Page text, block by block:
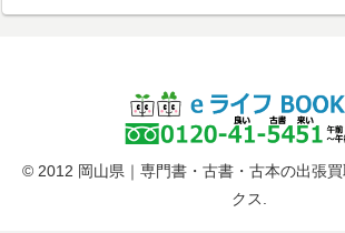
© 2012 岡山県｜専門書・古書・古本の出張
クス.